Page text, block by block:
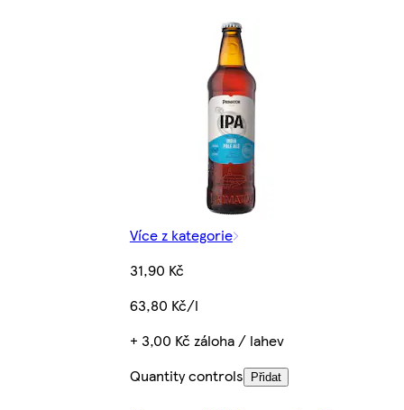
Více z kategorie
31,90 Kč
63,80 Kč/l
+ 3,00 Kč záloha / lahev
Quantity controls
Přidat